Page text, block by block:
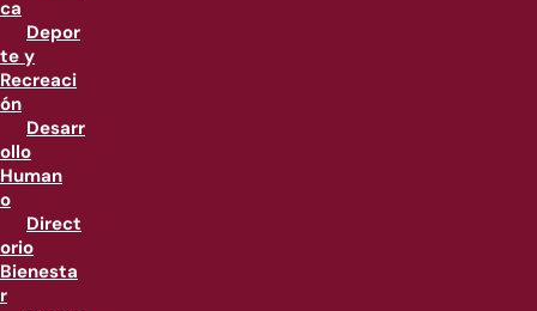
ca
Depor
te y
Recreaci
ón
Desarr
ollo
Human
o
Direct
orio
Bienesta
r